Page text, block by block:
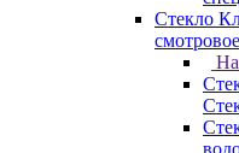
Стекло
смотровое